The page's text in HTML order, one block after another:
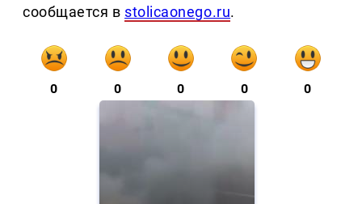
сообщается в stolicaonego.ru.
0 0 0 0 0